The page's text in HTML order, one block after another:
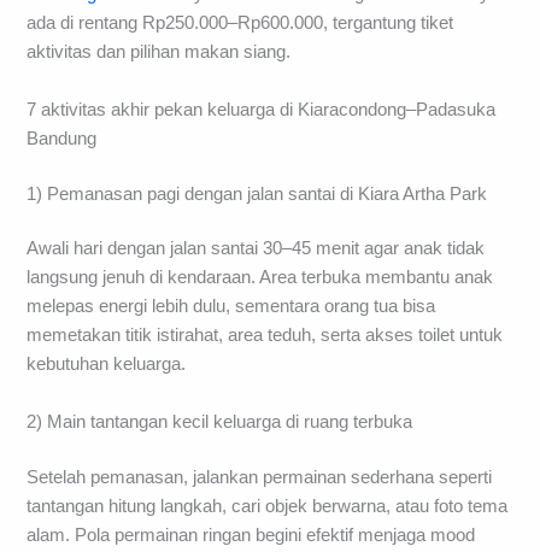
ada di rentang Rp250.000–Rp600.000, tergantung tiket
aktivitas dan pilihan makan siang.
7 aktivitas akhir pekan keluarga di Kiaracondong–Padasuka
Bandung
1) Pemanasan pagi dengan jalan santai di Kiara Artha Park
Awali hari dengan jalan santai 30–45 menit agar anak tidak
langsung jenuh di kendaraan. Area terbuka membantu anak
melepas energi lebih dulu, sementara orang tua bisa
memetakan titik istirahat, area teduh, serta akses toilet untuk
kebutuhan keluarga.
2) Main tantangan kecil keluarga di ruang terbuka
Setelah pemanasan, jalankan permainan sederhana seperti
tantangan hitung langkah, cari objek berwarna, atau foto tema
alam. Pola permainan ringan begini efektif menjaga mood